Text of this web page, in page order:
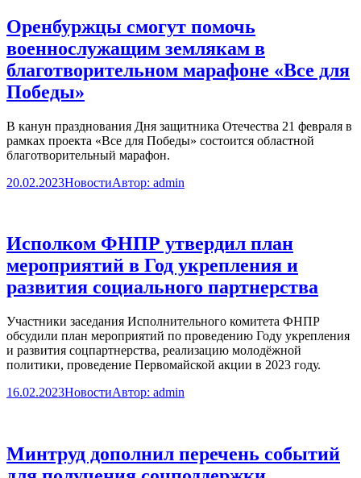
Оренбуржцы смогут помочь
военнослужащим землякам в
благотворительном марафоне «Все для
Победы»
В канун празднования Дня защитника Отечества 21 февраля в
рамках проекта «Все для Победы» состоится областной
благотворительный марафон.
20.02.2023НовостиАвтор: admin
Исполком ФНПР утвердил план
мероприятий в Год укрепления и
развития социального партнерства
Участники заседания Исполнительного комитета ФНПР
обсудили план мероприятий по проведению Году укрепления
и развития соцпартнерства, реализацию молодёжной
политики, проведение Первомайской акции в 2023 году.
16.02.2023НовостиАвтор: admin
Минтруд дополнил перечень событий